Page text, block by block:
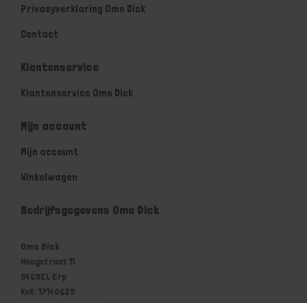
Privacyverklaring Ome Dick
Contact
Klantenservice
Klantenservice Ome Dick
Mijn account
Mijn account
Winkelwagen
Bedrijfsgegevens Ome Dick
Ome Dick
Hoogstraat 11
5469EL Erp
KvK: 17140625